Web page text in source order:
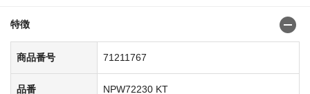
特徴
商品番号 71211767
品番 NPW72230 KT